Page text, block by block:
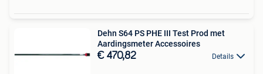
Dehn S64 PS PHE III Test Prod met
Aardingsmeter Accessoires
€ 470,82 Details